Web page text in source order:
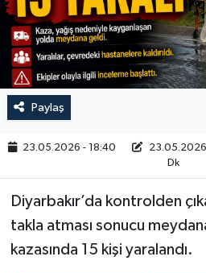
Paylaş
23.05.2026 - 18:40
Dk
Diyarbakır’da kontrolden
takla atması sonucu
kazasında 15 kişi yaralandı.